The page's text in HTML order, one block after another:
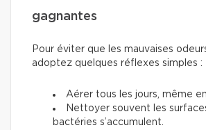
gagnantes
Pour éviter que les mauvaises
adoptez quelques réflexes simples :
Aérer tous les jours, même
Nettoyer souvent les
bactéries s’accumulent.